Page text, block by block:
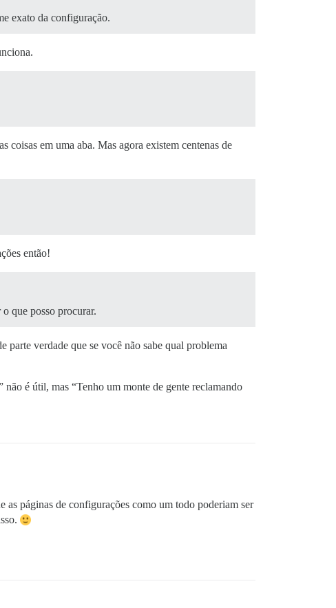
exato da configuração.
coisas em uma aba. Mas agora existem centenas de
então!
que posso procurar.
verdade que se você não sabe qual problema
é útil, mas “Tenho um monte de gente reclamando
as páginas de configurações como um todo poderiam ser